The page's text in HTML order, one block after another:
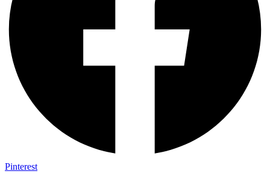
Pinterest